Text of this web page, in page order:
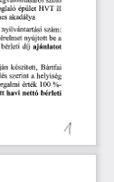
épület HVT II
akadálya
nyilvántartási szám:
nyújtott be a
bérleti díj ajánlatot
készített,
Bártfai
szerint a helyiség
érték 100 %-
havi nettó bérleti
4